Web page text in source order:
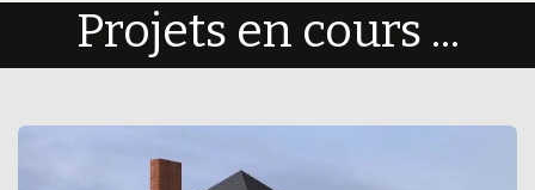
Projets en cours ...